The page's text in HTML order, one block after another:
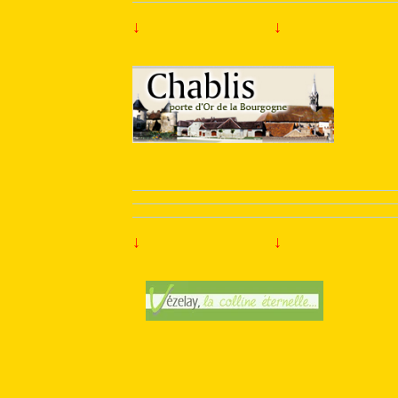
↓ ↓
↓ ↓